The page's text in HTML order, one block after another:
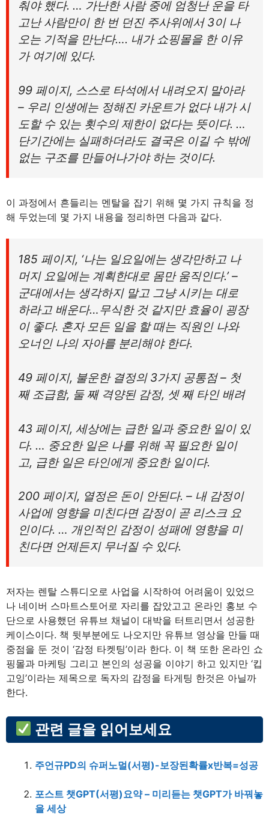
춰야 했다. … 가난한 사람 중에 엄청난 운을 타
고난 사람만이 한 번 던진 주사위에서 3이 나
오는 기적을 만난다…. 내가 쇼핑몰을 한 이유
가 여기에 있다.
99 페이지, 스스로 타석에서 내려오지 말아라
– 우리 인생에는 정해진 카운트가 없다 내가 시
도할 수 있는 횟수의 제한이 없다는 뜻이다. …
단기간에는 실패하더라도 결국은 이길 수 밖에
없는 구조를 만들어나가야 하는 것이다.
이 과정에서 흔들리는 멘탈을 잡기 위해 몇 가지 규칙을 정
해 두었는데 몇 가지 내용을 정리하면 다음과 같다.
185 페이지, ‘나는 일요일에는 생각만하고 나
머지 요일에는 계획한대로 몸만 움직인다.’ –
군대에서는 생각하지 말고 그냥 시키는 대로
하라고 배운다…무식한 것 같지만 효율이 굉장
이 좋다. 혼자 모든 일을 할 때는 직원인 나와
오너인 나의 자아를 분리해야 한다.
49 페이지, 불운한 결정의 3가지 공통점 – 첫
째 조급함, 둘 째 격양된 감정, 셋 째 타인 배려
43 페이지, 세상에는 급한 일과 중요한 일이 있
다. … 중요한 일은 나를 위해 꼭 필요한 일이
고, 급한 일은 타인에게 중요한 일이다.
200 페이지, 열정은 돈이 안된다. – 내 감정이
사업에 영향을 미친다면 감정이 곧 리스크 요
인이다. … 개인적인 감정이 성패에 영향을 미
친다면 언제든지 무너질 수 있다.
저자는 렌탈 스튜디오로 사업을 시작하여 어려움이 있었으
나 네이버 스마트스토어로 자리를 잡았고고 온라인 홍보 수
단으로 사용했던 유튜브 채널이 대박을 터트리면서 성공한
케이스이다. 책 뒷부분에도 나오지만 유튜브 영상을 만들 때
중점을 둔 것이 ‘감정 타켓팅’이라 한다. 이 책 또한 온라인 쇼
핑몰과 마케팅 그리고 본인의 성공을 이야기 하고 있지만 ‘킵
고잉’이라는 제목으로 독자의 감정을 타게팅 한것은 아닐까
한다.
관련 글을 읽어보세요
주언규PD의 슈퍼노멀(서평)-보장된확률x반복=성공
포스트 챗GPT(서평)요약 – 미리듣는 챗GPT가 바꿔놓
을 세상